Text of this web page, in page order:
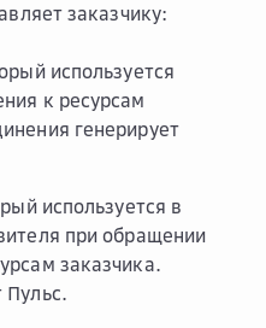
заказчику:
используется
к ресурсам
генерирует
используется в
при обращении
заказчика.
Пульс.